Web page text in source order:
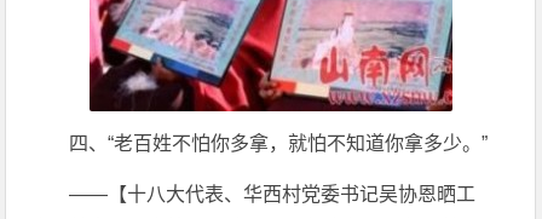
四、“老百姓不怕你多拿，就怕不知道你拿多少。”
——【十八大代表、华西村党委书记吴协恩晒工